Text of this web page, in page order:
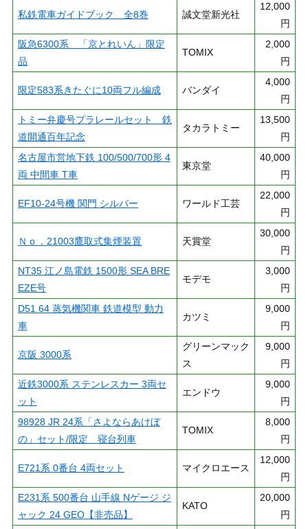
私鉄電車ガイドブック 全8巻 誠文堂新光社
12,000
円
阪急6300系 「京とれいん」限定
品
TOMIX
2,000
円
限定583系きたぐに10両フル編成 バンダイ
4,000
円
トミー弁慶号プラレールセット 鉄
道開通百年記念
タカラトミー
13,500
円
名古屋市営地下鉄 100/500/700形 4
両 中間車 T車
東京堂
40,000
円
EF10-24号機 関門 シルバー ワールド工芸
22,000
円
Ｎｏ．21003鷹取式集煙装置 天賞堂
30,000
円
NT35 江ノ島電鉄 1500形 SEA BRE
EZE号
モデモ
3,000
円
D51 64 蒸気機関車 鉄道模型 動力
車
カツミ
9,000
円
京阪 3000系
グリーンマック
ス
9,000
円
近鉄3000系 ステンレスカー 3両セ
ット
エンドウ
9,000
円
98928 JR 24系「さよならあけぼ
の」セット/限定 寝台列車
TOMIX
8,000
円
E721系 0番台 4両セット マイクロエース
12,000
円
E231系 500番台 山手線 Nゲージ ジ
ャック 24 GEO【非売品】
KATO
20,000
円